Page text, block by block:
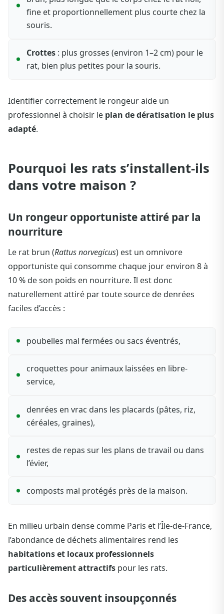
fine et proportionnellement plus courte chez la
souris.
Crottes : plus grosses (environ 1–2 cm) pour le
rat, bien plus petites pour la souris.
Identifier correctement le rongeur aide un
professionnel à choisir le plan de dératisation le plus
adapté.
Pourquoi les rats s’installent-ils
dans votre maison ?
Un rongeur opportuniste attiré par la
nourriture
Le rat brun (Rattus norvegicus) est un omnivore
opportuniste qui consomme chaque jour environ 8 à
10 % de son poids en nourriture. Il est donc
naturellement attiré par toute source de denrées
faciles d’accès :
poubelles mal fermées ou sacs éventrés,
croquettes pour animaux laissées en libre-
service,
denrées en vrac dans les placards (pâtes, riz,
céréales, graines),
restes de repas sur les plans de travail ou dans
l’évier,
composts mal protégés près de la maison.
En milieu urbain dense comme Paris et l’Île-de-France,
l’abondance de déchets alimentaires rend les
habitations et locaux professionnels
particulièrement attractifs pour les rats.
Des accès souvent insoupçonnés